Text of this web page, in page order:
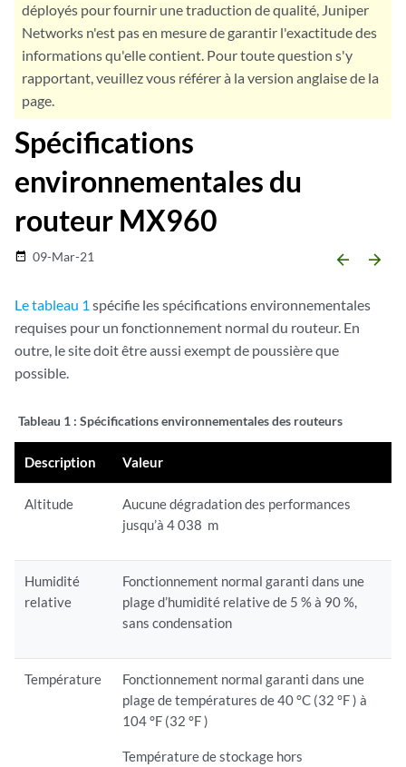
déployés pour fournir une traduction de qualité, Juniper
Networks n'est pas en mesure de garantir l'exactitude des
informations qu'elle contient. Pour toute question s'y
rapportant, veuillez vous référer à la version anglaise de la
page.
Spécifications
environnementales du
routeur MX960
date_range 09-Mar-21 arrow_backward arrow_forward
Le tableau 1 spécifie les spécifications environnementales
requises pour un fonctionnement normal du routeur. En
outre, le site doit être aussi exempt de poussière que
possible.
Tableau 1 : Spécifications environnementales des routeurs
Description Valeur
Altitude
Aucune dégradation des performances
jusqu’à 4 038 m
Humidité
relative
Fonctionnement normal garanti dans une
plage d’humidité relative de 5 % à 90 %,
sans condensation
Température
Fonctionnement normal garanti dans une
plage de températures de 40 °C (32 °F ) à
104 °F (32 °F )
Température de stockage hors